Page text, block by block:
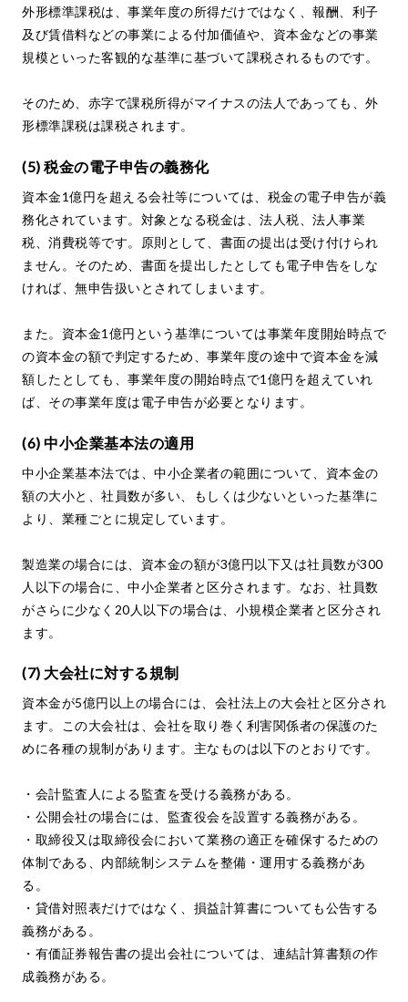
外形標準課税は、事業年度の所得だけではなく、報酬、利子
及び賃借料などの事業による付加価値や、資本金などの事業
規模といった客観的な基準に基づいて課税されるものです。
そのため、赤字で課税所得がマイナスの法人であっても、外
形標準課税は課税されます。
(5) 税金の電子申告の義務化
資本金1億円を超える会社等については、税金の電子申告が義
務化されています。対象となる税金は、法人税、法人事業
税、消費税等です。原則として、書面の提出は受け付けられ
ません。そのため、書面を提出したとしても電子申告をしな
ければ、無申告扱いとされてしまいます。
また。資本金1億円という基準については事業年度開始時点で
の資本金の額で判定するため、事業年度の途中で資本金を減
額したとしても、事業年度の開始時点で1億円を超えていれ
ば、その事業年度は電子申告が必要となります。
(6) 中小企業基本法の適用
中小企業基本法では、中小企業者の範囲について、資本金の
額の大小と、社員数が多い、もしくは少ないといった基準に
より、業種ごとに規定しています。
製造業の場合には、資本金の額が3億円以下又は社員数が300
人以下の場合に、中小企業者と区分されます。なお、社員数
がさらに少なく20人以下の場合は、小規模企業者と区分され
ます。
(7) 大会社に対する規制
資本金が5億円以上の場合には、会社法上の大会社と区分され
ます。この大会社は、会社を取り巻く利害関係者の保護のた
めに各種の規制があります。主なものは以下のとおりです。
・会計監査人による監査を受ける義務がある。
・公開会社の場合には、監査役会を設置する義務がある。
・取締役又は取締役会において業務の適正を確保するための
体制である、内部統制システムを整備・運用する義務があ
る。
・貸借対照表だけではなく、損益計算書についても公告する
義務がある。
・有価証券報告書の提出会社については、連結計算書類の作
成義務がある。